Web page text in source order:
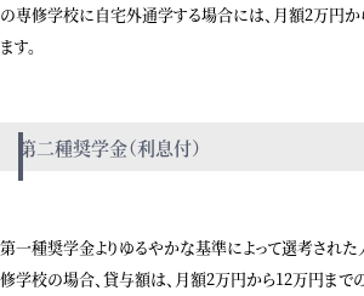
の専修学校に自宅外通学する場合には、月額2万円
ます。
第二種奨学金（利息付）
第一種奨学金よりゆるやかな基準によって選考された
修学校の場合、貸与額は、月額2万円から12万円ま